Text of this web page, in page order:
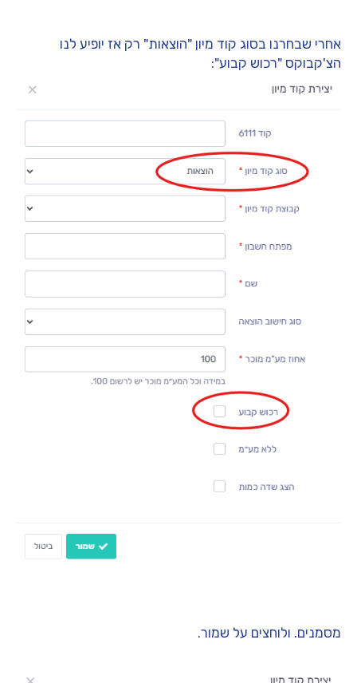
אחרי שבחרנו בסוג קוד מיון "הוצאות" רק אז יופיע לנו
הצ'קבוקס "רכוש קבוע":
מסמנים. ולוחצים על שמור.